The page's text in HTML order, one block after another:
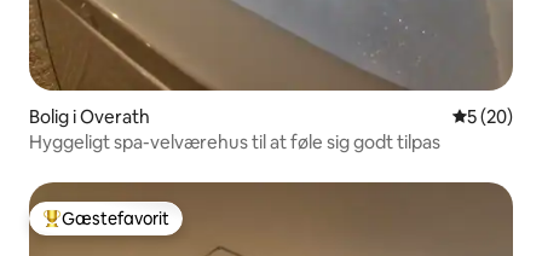
Bolig i Overath 5 ud af 5 i
5 (20)
Hyggeligt spa-velværehus til at føle sig godt tilpas
Bedste gæstefavorit
Gæstefavorit